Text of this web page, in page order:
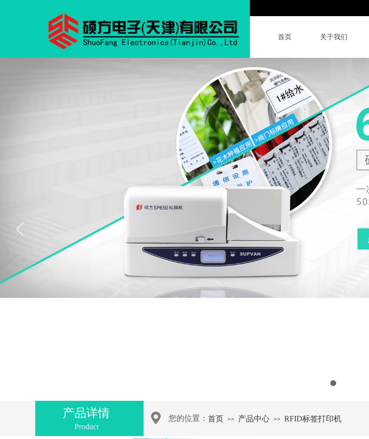
首页 关于我们
您的位置： 首页 >> 产品中心 >> RFID标签打印机
产品详情
Product